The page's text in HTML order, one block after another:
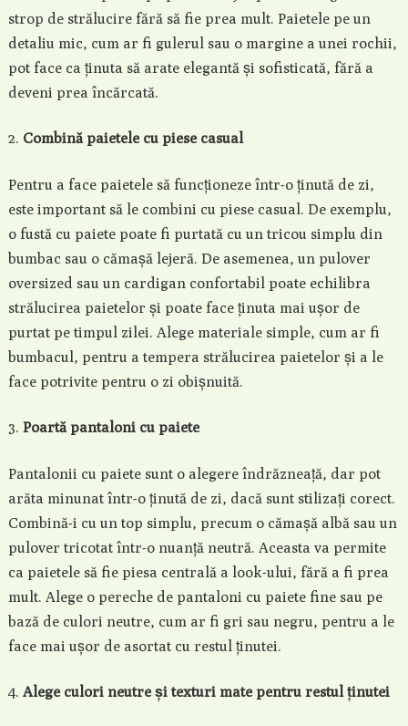
strop de strălucire fără să fie prea mult. Paietele pe un
detaliu mic, cum ar fi gulerul sau o margine a unei rochii,
pot face ca ținuta să arate elegantă și sofisticată, fără a
deveni prea încărcată.
Combină paietele cu piese casual
Pentru a face paietele să funcționeze într-o ținută de zi,
este important să le combini cu piese casual. De exemplu,
o fustă cu paiete poate fi purtată cu un tricou simplu din
bumbac sau o cămașă lejeră. De asemenea, un pulover
oversized sau un cardigan confortabil poate echilibra
strălucirea paietelor și poate face ținuta mai ușor de
purtat pe timpul zilei. Alege materiale simple, cum ar fi
bumbacul, pentru a tempera strălucirea paietelor și a le
face potrivite pentru o zi obișnuită.
Poartă pantaloni cu paiete
Pantalonii cu paiete sunt o alegere îndrăzneață, dar pot
arăta minunat într-o ținută de zi, dacă sunt stilizați corect.
Combină-i cu un top simplu, precum o cămașă albă sau un
pulover tricotat într-o nuanță neutră. Aceasta va permite
ca paietele să fie piesa centrală a look-ului, fără a fi prea
mult. Alege o pereche de pantaloni cu paiete fine sau pe
bază de culori neutre, cum ar fi gri sau negru, pentru a le
face mai ușor de asortat cu restul ținutei.
Alege culori neutre și texturi mate pentru restul ținutei